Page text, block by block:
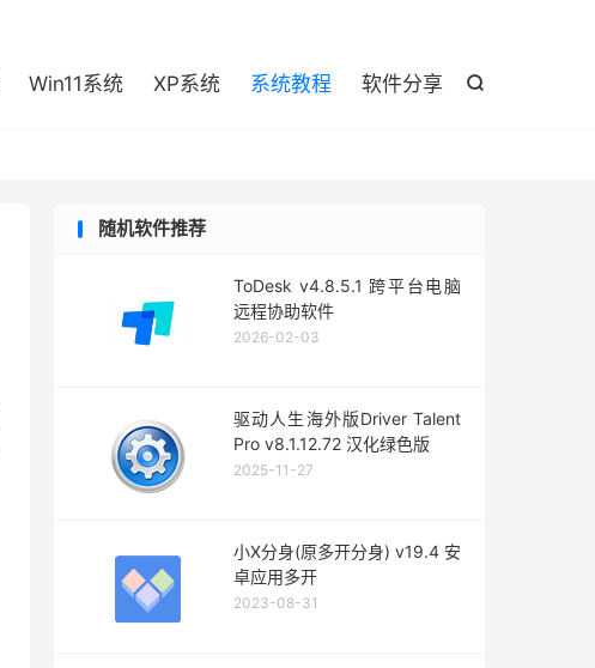

Win11系统 XP系统 系统教程 软件分享
随机软件推荐
ToDesk v4.8.5.1 跨平台电脑
远程协助软件
2026-02-03
驱动人生海外版Driver Talent
Pro v8.1.12.72 汉化绿色版
2025-11-27
小X分身(原多开分身) v19.4 安
卓应用多开
2023-08-31